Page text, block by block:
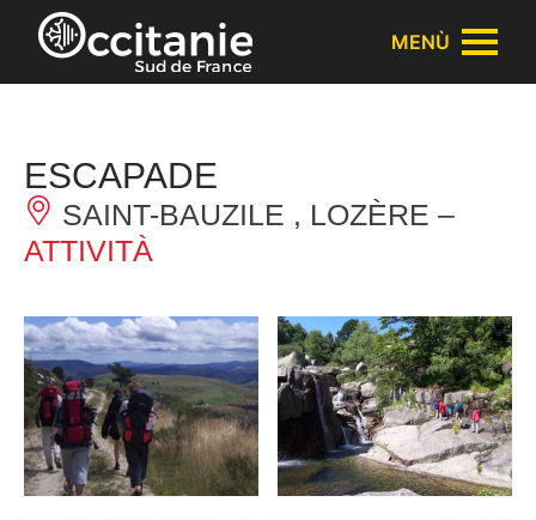
Pannello di gestione dei cookies
MENÙ
ESCAPADE
SAINT-BAUZILE , LOZÈRE –
ATTIVITÀ